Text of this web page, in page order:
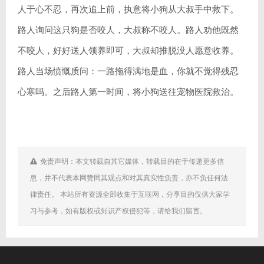
人于心不忍，再次追上前，执意将小狗从大叔手中救下。
路人询问这只狗是否咬人，大叔称不咬人。路人劝他既然
不咬人，好好送人领养即可，大叔却推脱没人愿意收养。
路人当场愤慨质问：一路拖得满地是血，你就不觉得残忍
心寒吗。之后路人第一时间，将小狗送往宠物医院救治。
免责声明：本文转载自其它媒体，转载目的在于传递更多信
息，并不代表本网赞同其观点和对其真实性负责，亦不负任何法
律责任。 本站所有资源全部收集于互联网，分享目的仅供大家学
习与参考，如有版权或知识产权侵犯等，请给我们留言。